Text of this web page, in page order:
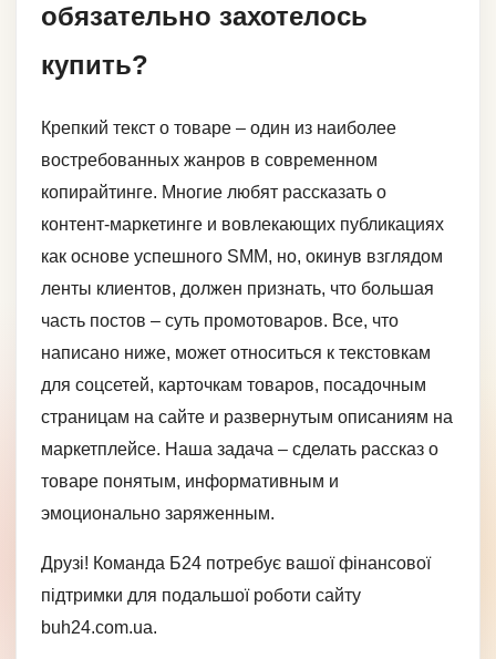
обязательно захотелось
купить?
Крепкий текст о товаре – один из наиболее
востребованных жанров в современном
копирайтинге. Многие любят рассказать о
контент-маркетинге и вовлекающих публикациях
как основе успешного SMM, но, окинув взглядом
ленты клиентов, должен признать, что большая
часть постов – суть промотоваров. Все, что
написано ниже, может относиться к текстовкам
для соцсетей, карточкам товаров, посадочным
страницам на сайте и развернутым описаниям на
маркетплейсе. Наша задача – сделать рассказ о
товаре понятым, информативным и
эмоционально заряженным.
Друзі! Команда Б24 потребує вашої фінансової
підтримки для подальшої роботи сайту
buh24.com.ua.